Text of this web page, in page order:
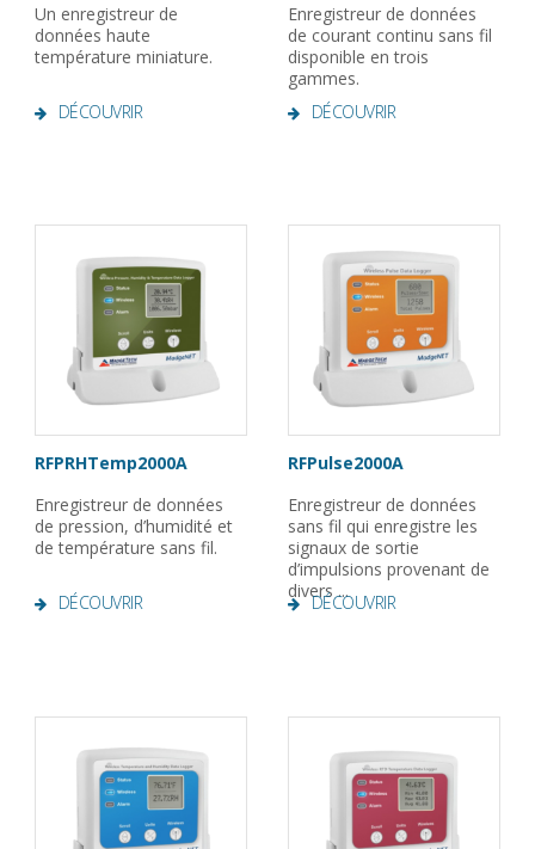
Un enregistreur de
données haute
température miniature.
DÉCOUVRIR
Enregistreur de données
de courant continu sans fil
disponible en trois
gammes.
DÉCOUVRIR
RFPRHTemp2000A
Enregistreur de données
de pression, d’humidité et
de température sans fil.
DÉCOUVRIR
RFPulse2000A
Enregistreur de données
sans fil qui enregistre les
signaux de sortie
d’impulsions provenant de
divers ...
DÉCOUVRIR